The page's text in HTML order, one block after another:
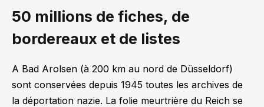
50 millions de fiches, de
bordereaux et de listes
A Bad Arolsen (à 200 km au nord de Düsseldorf)
sont conservées depuis 1945 toutes les archives de
la déportation nazie. La folie meurtrière du Reich se